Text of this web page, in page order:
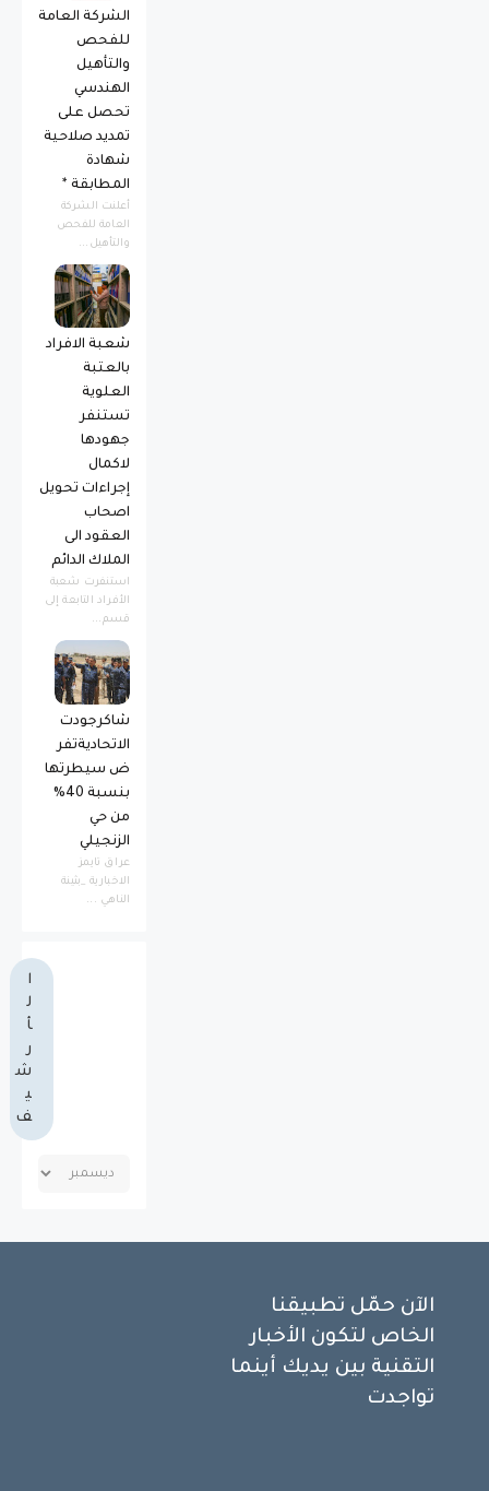
الشركة العامة
للفحص
والتأهيل
الهندسي
تحصل على
تمديد صلاحية
شهادة
المطابقة *
أعلنت الشركة
العامة للفحص
والتأهيل...
شعبة الافراد
بالعتبة
العلوية
تستنفر
جهودها
لاكمال
إجراءات تحويل
اصحاب
العقود الى
الملاك الدائم
استنفرت شعبة
الأفراد التابعة إلى
قسم...
شاكرجودت
الاتحاديةتفر
ض سيطرتها
بنسبة 40%
من حي
الزنجيلي
عراق تايمز
الاخبارية _بثينة
الناهي ...
ا
ل
أ
ر
ش
ي
ف
الآن حمّل تطبيقنا
الخاص لتكون الأخبار
التقنية بين يديك أينما
تواجدت